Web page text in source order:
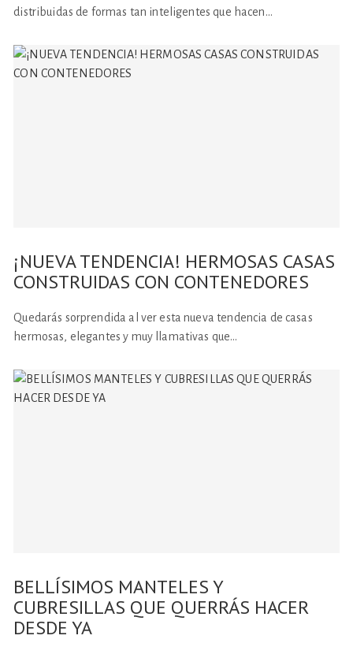
distribuidas de formas tan inteligentes que hacen…
¡NUEVA TENDENCIA! HERMOSAS CASAS
CONSTRUIDAS CON CONTENEDORES
Quedarás sorprendida al ver esta nueva tendencia de casas
hermosas, elegantes y muy llamativas que…
BELLÍSIMOS MANTELES Y
CUBRESILLAS QUE QUERRÁS HACER
DESDE YA